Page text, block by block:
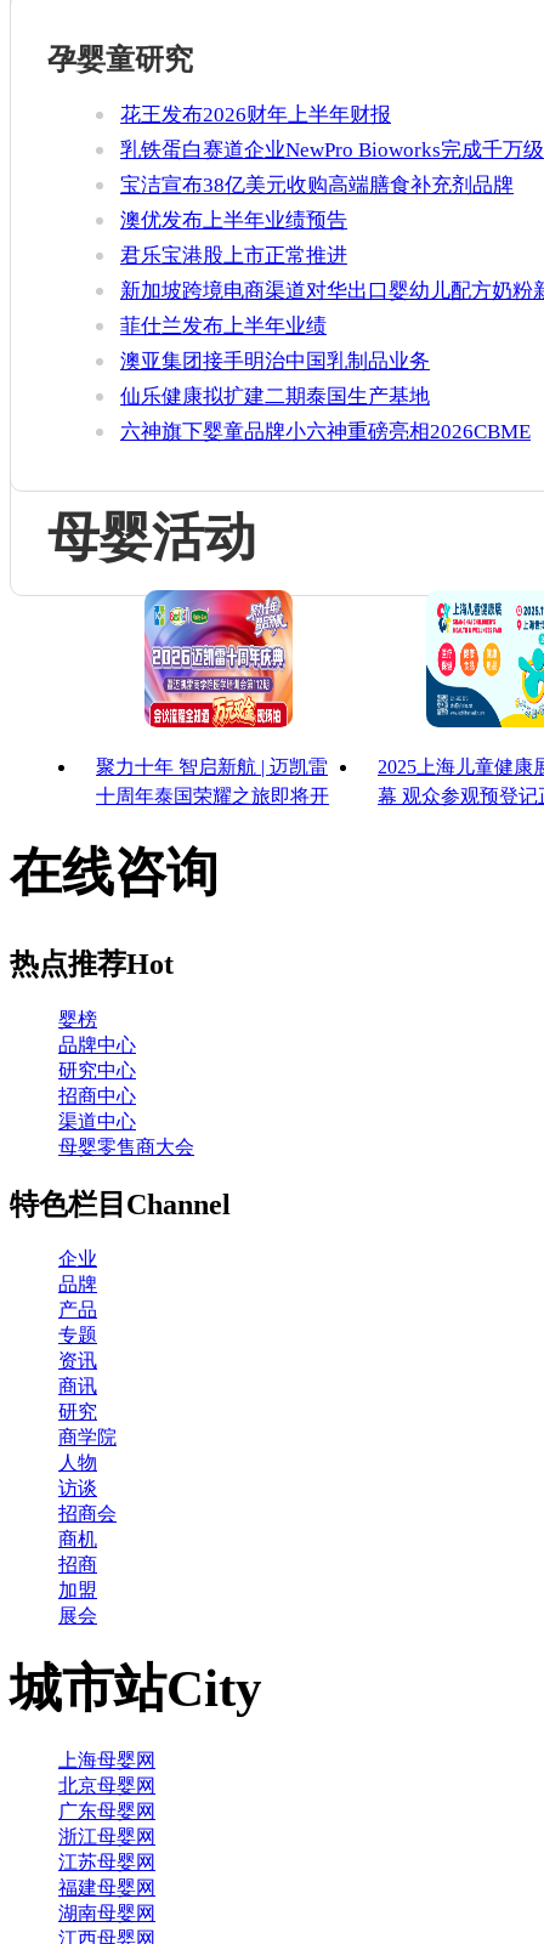
孕婴童研究
花王发布2026财年上半年财报
乳铁蛋白赛道企业NewPro Bioworks完成千万级
融资
宝洁宣布38亿美元收购高端膳食补充剂品牌
Thorne
澳优发布上半年业绩预告
君乐宝港股上市正常推进
新加坡跨境电商渠道对华出口婴幼儿配方奶粉
增官方健康证书通关要求
菲仕兰发布上半年业绩
澳亚集团接手明治中国乳制品业务
仙乐健康拟扩建二期泰国生产基地
六神旗下婴童品牌小六神重磅亮相2026CBME
母婴活动
聚力十年 智启新航 | 迈凯雷
十周年泰国荣耀之旅即将开
2025上海儿童健康
幕 观众参观预登记
在线咨询
热点推荐Hot
婴榜
品牌中心
研究中心
招商中心
渠道中心
母婴零售商大会
特色栏目 Channel
企业
品牌
产品
专题
资讯
商讯
研究
商学院
人物
访谈
招商会
商机
招商
加盟
展会
城市站City
上海母婴网
北京母婴网
广东母婴网
浙江母婴网
江苏母婴网
福建母婴网
湖南母婴网
江西母婴网